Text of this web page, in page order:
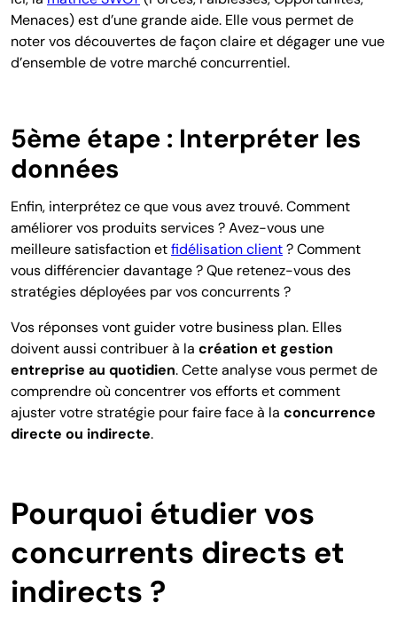
Menaces) est d’une grande aide. Elle vous permet de
noter vos découvertes de façon claire et dégager une vue
d’ensemble de votre marché concurrentiel.
5ème étape : Interpréter les
données
Enfin, interprétez ce que vous avez trouvé. Comment
améliorer vos produits services ? Avez-vous une
meilleure satisfaction etfidélisation client? Comment
vous différencier davantage ? Que retenez-vous des
stratégies déployées par vos concurrents ?
Vos réponses vont guider votre business plan. Elles
doivent aussi contribuer à la création et gestion
entreprise au quotidien. Cette analyse vous permet de
comprendre où concentrer vos efforts et comment
ajuster votre stratégie pour faire face à la concurrence
directe ou indirecte.
Pourquoi étudier vos
concurrents directs et
indirects ?